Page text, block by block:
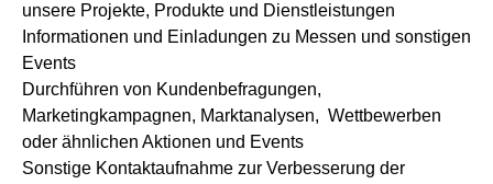
unsere Projekte, Produkte und Dienstleistungen
Informationen und Einladungen zu Messen und sonstigen
Events
Durchführen von Kundenbefragungen,
Marketingkampagnen, Marktanalysen, Wettbewerben
oder ähnlichen Aktionen und Events
Sonstige Kontaktaufnahme zur Verbesserung der